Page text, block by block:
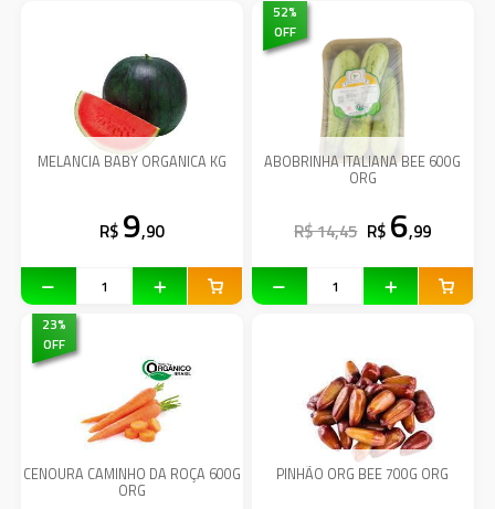
MELANCIA BABY ORGANICA KG
R$ 9,90
52%
OFF
ABOBRINHA ITALIANA BEE 600G
ORG
R$ 14,45 R$ 6,99
23%
OFF
CENOURA CAMINHO DA ROÇA 600G
ORG
PINHÃO ORG BEE 700G ORG